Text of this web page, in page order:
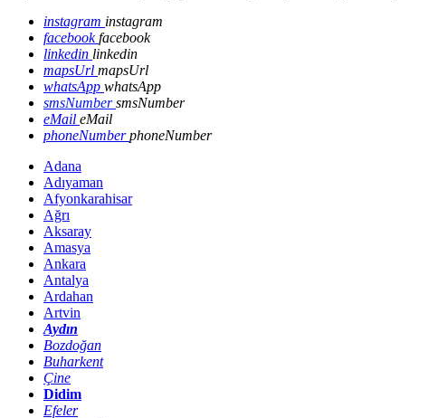
instagram instagram
facebookfacebook
linkedin linkedin
mapsUrl mapsUrl
whatsApp whatsApp
smsNumbersmsNumber
eMail eMail
phoneNumberphoneNumber
Adana
Adıyaman
Afyonkarahisar
Ağrı
Aksaray
Amasya
Ankara
Antalya
Ardahan
Artvin
Aydın
Bozdoğan
Buharkent
Çine
Didim
Efeler